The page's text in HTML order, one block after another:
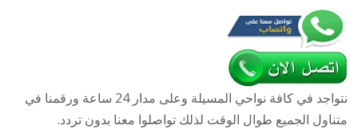
نتواجد في كافة نواحي المسيلة وعلى مدار 24 ساعة ورقمنا في
متناول الجميع طوال الوقت لذلك تواصلوا معنا بدون تردد.